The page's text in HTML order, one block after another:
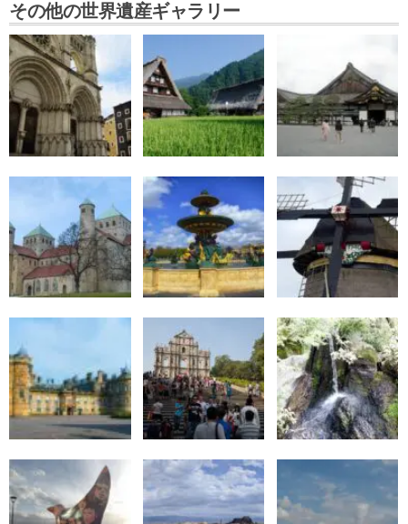
その他の世界遺産ギャラリー